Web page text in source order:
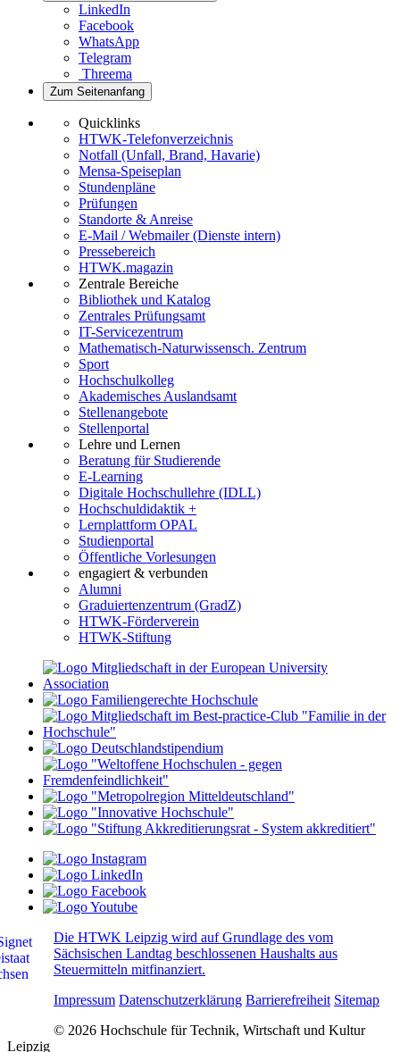
LinkedIn
Facebook
WhatsApp
Telegram
Threema
Zum Seitenanfang
Quicklinks
HTWK-Telefonverzeichnis
Notfall (Unfall, Brand, Havarie)
Mensa-Speiseplan
Stundenpläne
Prüfungen
Standorte & Anreise
E-Mail / Webmailer (Dienste intern)
Pressebereich
HTWK.magazin
Zentrale Bereiche
Bibliothek und Katalog
Zentrales Prüfungsamt
IT-Servicezentrum
Mathematisch-Naturwissensch. Zentrum
Sport
Hochschulkolleg
Akademisches Auslandsamt
Stellenangebote
Stellenportal
Lehre und Lernen
Beratung für Studierende
E-Learning
Digitale Hochschullehre (IDLL)
Hochschuldidaktik +
Lernplattform OPAL
Studienportal
Öffentliche Vorlesungen
engagiert & verbunden
Alumni
Graduiertenzentrum (GradZ)
HTWK-Förderverein
HTWK-Stiftung
Die HTWK Leipzig wird auf Grundlage des vom
Sächsischen Landtag beschlossenen Haushalts aus
Steuermitteln mitfinanziert.
Impressum Datenschutzerklärung Barrierefreiheit Sitemap
© 2026 Hochschule für Technik, Wirtschaft und Kultur
Leipzig